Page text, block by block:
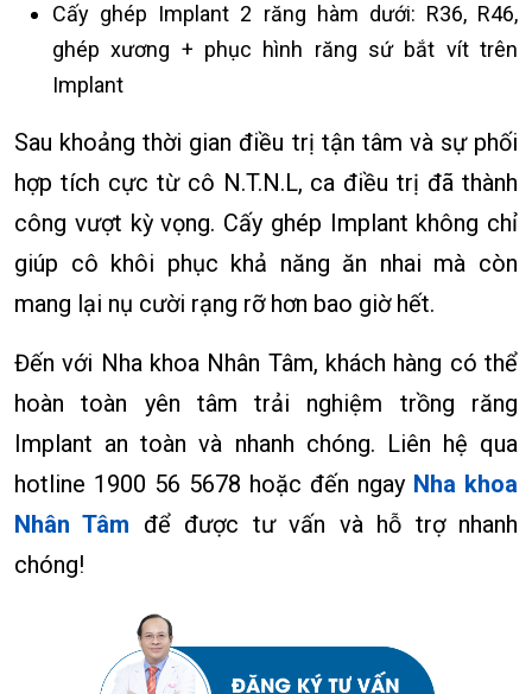
️Cấy ghép Implant 2 răng hàm dưới: R36, R46,
ghép xương + phục hình răng sứ bắt vít trên
Implant
Sau khoảng thời gian điều trị tận tâm và sự phối
hợp tích cực từ cô N.T.N.L, ca điều trị đã thành
công vượt kỳ vọng. Cấy ghép Implant không chỉ
giúp cô khôi phục khả năng ăn nhai mà còn
mang lại nụ cười rạng rỡ hơn bao giờ hết.
Đến với Nha khoa Nhân Tâm, khách hàng có thể
hoàn toàn yên tâm trải nghiệm trồng răng
Implant an toàn và nhanh chóng. Liên hệ qua
hotline 1900 56 5678 hoặc đến ngay Nha khoa
Nhân Tâm để được tư vấn và hỗ trợ nhanh
chóng!